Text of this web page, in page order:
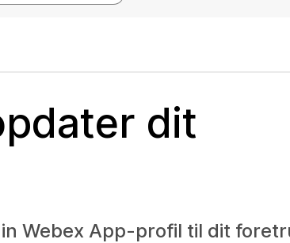
dit
Webex App-profil til dit